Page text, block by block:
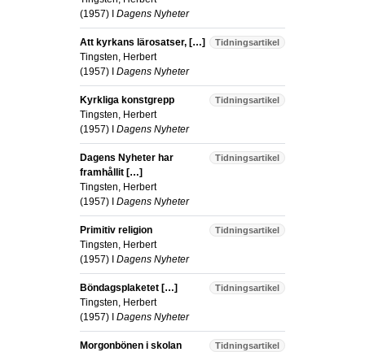
(1957) I Dagens Nyheter
Tidningsartikel
Att kyrkans lärosatser, […]
Tingsten, Herbert
(1957) I Dagens Nyheter
Tidningsartikel
Kyrkliga konstgrepp
Tingsten, Herbert
(1957) I Dagens Nyheter
Tidningsartikel
Dagens Nyheter har
framhållit […]
Tingsten, Herbert
(1957) I Dagens Nyheter
Tidningsartikel
Primitiv religion
Tingsten, Herbert
(1957) I Dagens Nyheter
Tidningsartikel
Böndagsplaketet […]
Tingsten, Herbert
(1957) I Dagens Nyheter
Tidningsartikel
Morgonbönen i skolan